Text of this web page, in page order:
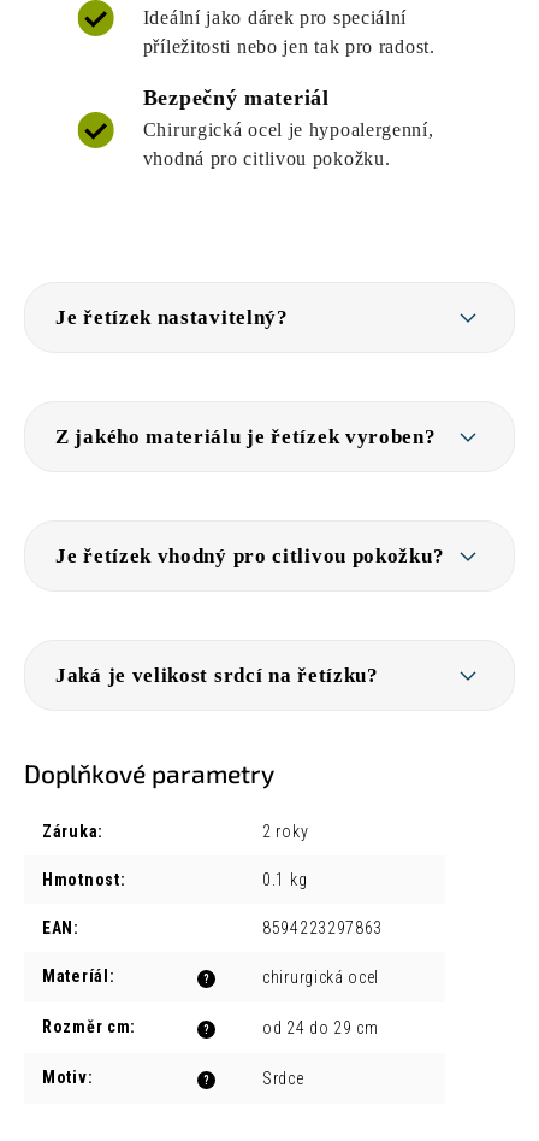
Ideální jako dárek pro speciální
příležitosti nebo jen tak pro radost.
Bezpečný materiál
Chirurgická ocel je hypoalergenní,
vhodná pro citlivou pokožku.
Je řetízek nastavitelný?
Z jakého materiálu je řetízek vyroben?
Je řetízek vhodný pro citlivou pokožku?
Jaká je velikost srdcí na řetízku?
Doplňkové parametry
Záruka: 2 roky
Hmotnost: 0.1 kg
EAN : 8594223297863
?
Materíál : chirurgická ocel
?
Rozměr cm: od 24 do 29 cm
?
Motiv: Srdce